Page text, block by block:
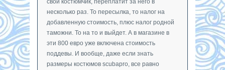
несколько раз. То пересылка, то налог на
добавленную стоимость, плюс налог родной
таможни. То на то и выйдет. А в магазине в
эти 800 евро уже включена стоимость
поддевы. И вообще, даже если знать
размеры костюмов scubapro, все равно